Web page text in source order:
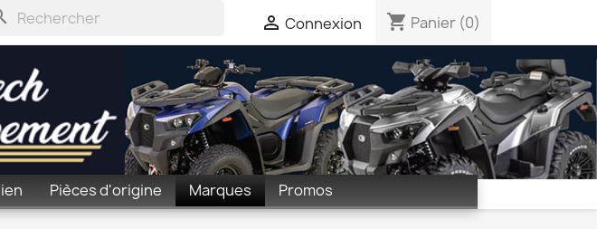
 Connexion shopping_cart Panier (0)
Pièces d'origine Marques
Promos